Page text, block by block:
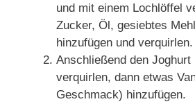
und mit einem Lochlöffel
Zucker, Öl, gesiebtes
hinzufügen und verquirlen.
Anschließend den Joghurt
verquirlen, dann etwas
Geschmack) hinzufügen.